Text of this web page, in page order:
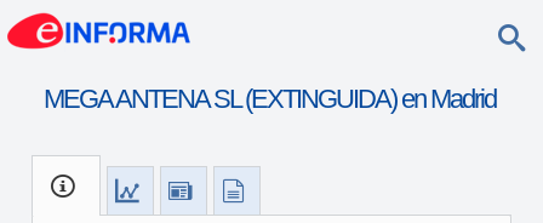
MEGA ANTENA SL (EXTINGUIDA) en Madrid